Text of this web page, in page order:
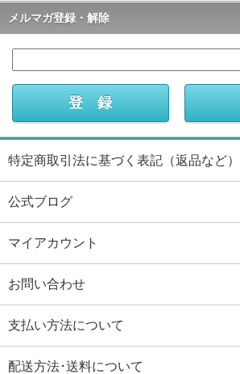
メルマガ登録・解除
特定商取引法に基づく表記（返品など）
公式ブログ
マイアカウント
お問い合わせ
支払い方法について
配送方法･送料について